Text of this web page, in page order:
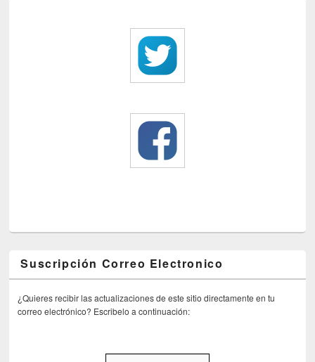
Suscripción Correo Electronico
¿Quieres recibir las actualizaciones de este sitio directamente en tu
correo electrónico? Escribelo a continuación: